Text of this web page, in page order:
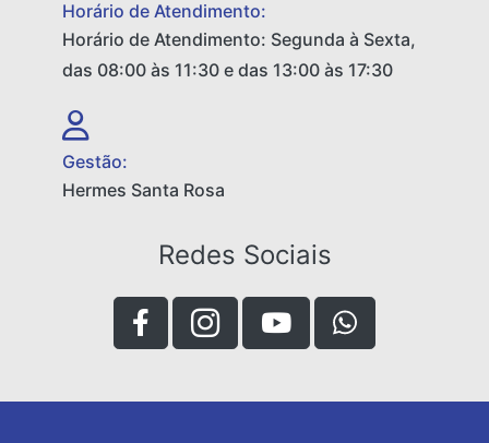
Horário de Atendimento:
Horário de Atendimento: Segunda à Sexta,
das 08:00 às 11:30 e das 13:00 às 17:30
Gestão:
Hermes Santa Rosa
Redes Sociais